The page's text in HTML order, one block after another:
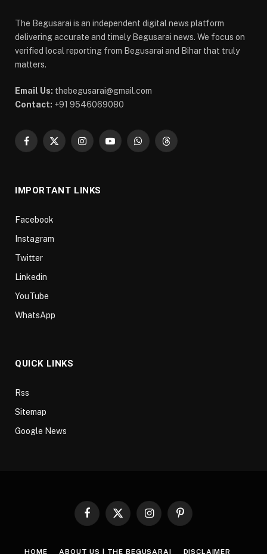
The Begusarai is an independent digital news platform
delivering accurate and timely Begusarai news. We focus on
verified local reporting from Begusarai and Bihar that truly
matters.
Email Us: thebegusarai@gmail.com
Contact: +91 9546069080
Facebook
X
InstagramYouTubeWhatsAppThreads
IMPORTANT LINKS
Facebook
Instagram
Twitter
Linkedin
YouTube
WhatsApp
QUICK LINKS
Rss
Sitemap
Google News
Facebook
X
InstagramPinterest
HOME ABOUT US | THE BEGUSARAI DISCLAIMER